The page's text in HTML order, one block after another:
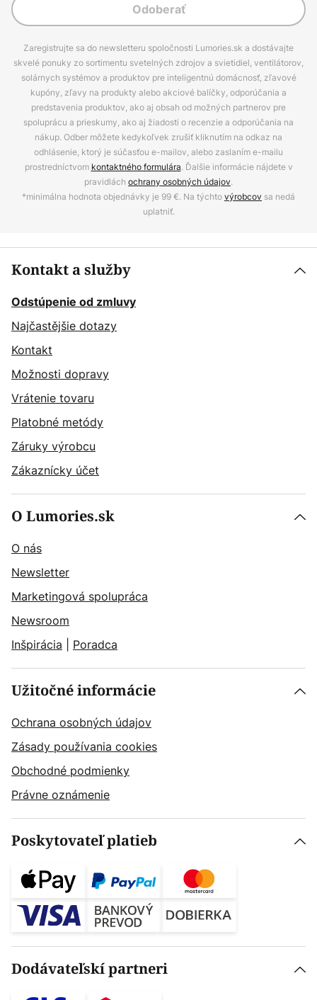
Odoberať
Zaregistrujte sa do newsletteru spoločnosti Lumories.sk a dostávajte
skvelé ponuky zo sortimentu svetelných zdrojov a svietidiel, ventilátorov,
solárnych systémov a produktov pre inteligentnú domácnosť, zľavové
kupóny, zľavy na produkty alebo akciové balíčky, odporúčania a
predstavenia produktov, ako aj obsah od možných partnerov pre
spoluprácu a prieskumy, ako aj žiadosti o recenzie a odporúčania na
nákup. Odber môžete kedykoľvek zrušiť kliknutím na odkaz na
odhlásenie, ktorý je súčasťou e-mailov, alebo zaslaním e-mailu
prostredníctvom kontaktného formulára. Ďalšie informácie nájdete v
pravidlách ochrany osobných údajov.
*minimálna hodnota objednávky je 99 €. Na týchtovýrobcov sa nedá
uplatniť.
Kontakt a služby
Odstúpenie od zmluvy
Najčastějšie dotazy
Kontakt
Možnosti dopravy
Vrátenie tovaru
Platobné metódy
Záruky výrobcu
Zákaznícky účet
O Lumories.sk
O nás
Newsletter
Marketingová spolupráca
Newsroom
Inšpirácia
Poradca
Užitočné informácie
Ochrana osobných údajov
Zásady používania cookies
Obchodné podmienky
Právne oznámenie
Poskytovateľ platieb
Dodávateľskí partneri